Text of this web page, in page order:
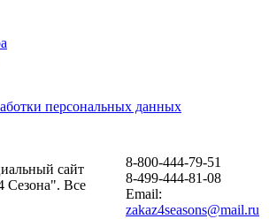
персональных данных
сайт
Сезона". Все
8-800-444-79-51
8-499-444-81-08
Email:
zakaz4seasons@mail.ru